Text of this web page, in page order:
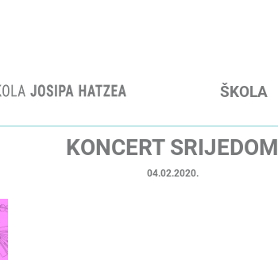
ŠKOLA
KONCERT SRIJEDOM
04.02.2020.